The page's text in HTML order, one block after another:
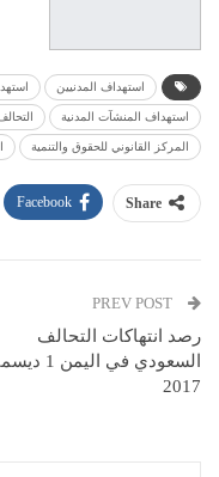
استهداف المدنيين
استهداف المنشآت المدنية
المركز القانوني للحقوق والتنمية
Share
Facebook
رصد انتهاكات التحالف
السعودي في اليمن 1
2017